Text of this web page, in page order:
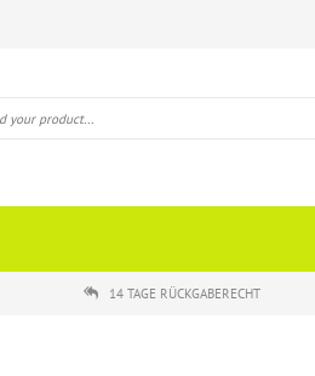
14 TAGE RÜCKGABERECHT